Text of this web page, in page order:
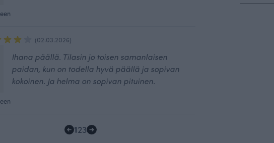
(02.03.2026)
Ihana päällä. Tilasin jo toisen samanlaisen
paidan, kun on todella hyvä päällä ja sopivan
kokoinen. Ja helma on sopivan pituinen.
123